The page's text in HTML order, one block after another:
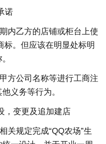
诺
内乙方的店铺或柜台上使
标。但应该在明显处标明
方公司名称等进行工商注
义务等行为。
，变更及追加建店
关规定完成“QQ农场”生